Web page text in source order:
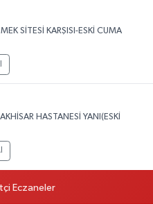
SİTESİ KARŞISI-ESKİ CUMA
HASTANESİ YANI(ESKİ
Eczaneler